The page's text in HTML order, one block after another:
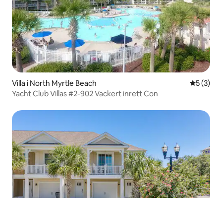
Villa i North Myrtle Beach 5 av 5 i
5 (3)
Yacht Club Villas #2-902 Vackert inrett Con